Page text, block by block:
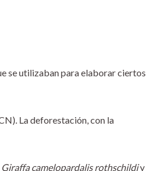
se utilizaban para elaborar ciertos
La deforestación, con la
Giraffa camelopardalis rothschildiy